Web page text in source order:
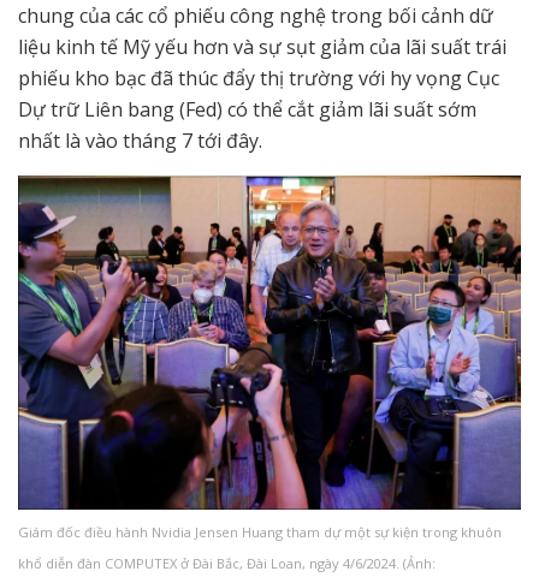
chung của các cổ phiếu công nghệ trong bối cảnh dữ
liệu kinh tế Mỹ yếu hơn và sự sụt giảm của lãi suất trái
phiếu kho bạc đã thúc đẩy thị trường với hy vọng Cục
Dự trữ Liên bang (Fed) có thể cắt giảm lãi suất sớm
nhất là vào tháng 7 tới đây.
Giám đốc điều hành Nvidia Jensen Huang tham dự một sự kiện trong khuôn
khổ diễn đàn COMPUTEX ở Đài Bắc, Đài Loan, ngày 4/6/2024. (Ảnh: